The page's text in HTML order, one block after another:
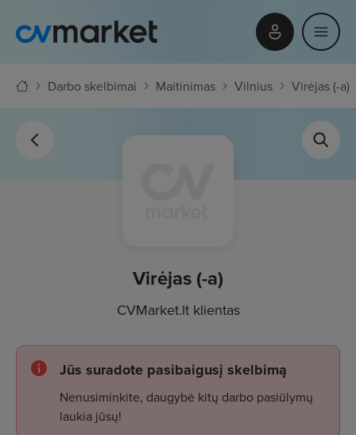
Darbo skelbimai Maitinimas Vilnius Virėjas (-a)
Virėjas (-a)
CVMarket.lt klientas
Jūs suradote pasibaigusį skelbimą
Nenusiminkite, daugybė kitų darbo pasiūlymų
laukia jūsų!